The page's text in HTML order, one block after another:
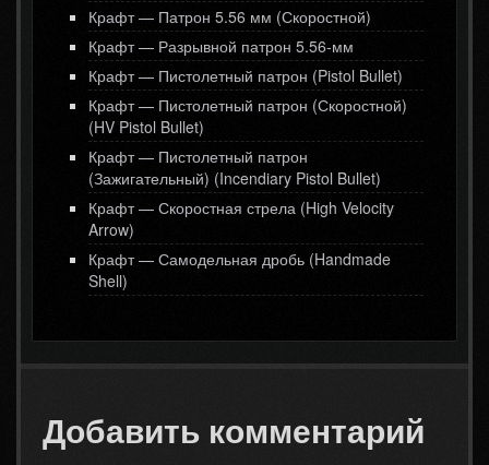
Крафт — Патрон 5.56 мм (Скоростной)
Крафт — Разрывной патрон 5.56-мм
Крафт — Пистолетный патрон (Pistol Bullet)
Крафт — Пистолетный патрон (Скоростной)
(HV Pistol Bullet)
Крафт — Пистолетный патрон
(Зажигательный) (Incendiary Pistol Bullet)
Крафт — Скоростная стрела (High Velocity
Arrow)
Крафт — Самодельная дробь (Handmade
Shell)
Добавить комментарий